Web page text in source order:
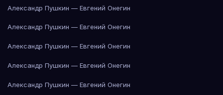
Александр Пушкин — Евгений Онегин
Александр Пушкин — Евгений Онегин
Александр Пушкин — Евгений Онегин
Александр Пушкин — Евгений Онегин
Александр Пушкин — Евгений Онегин